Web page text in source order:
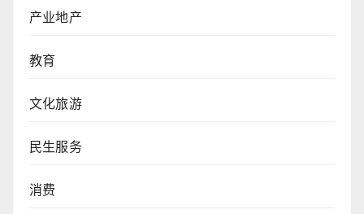
产业地产
教育
文化旅游
民生服务
消费